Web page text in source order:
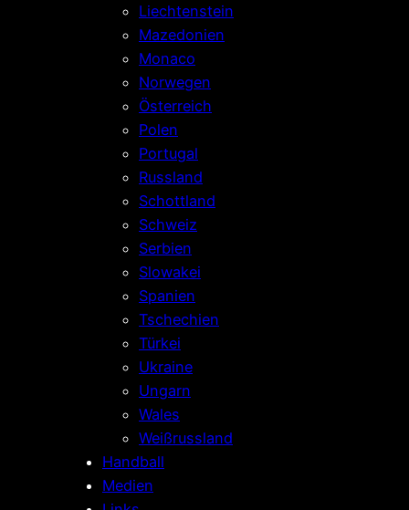
Liechtenstein
Mazedonien
Monaco
Norwegen
Österreich
Polen
Portugal
Russland
Schottland
Schweiz
Serbien
Slowakei
Spanien
Tschechien
Türkei
Ukraine
Ungarn
Wales
Weißrussland
Handball
Medien